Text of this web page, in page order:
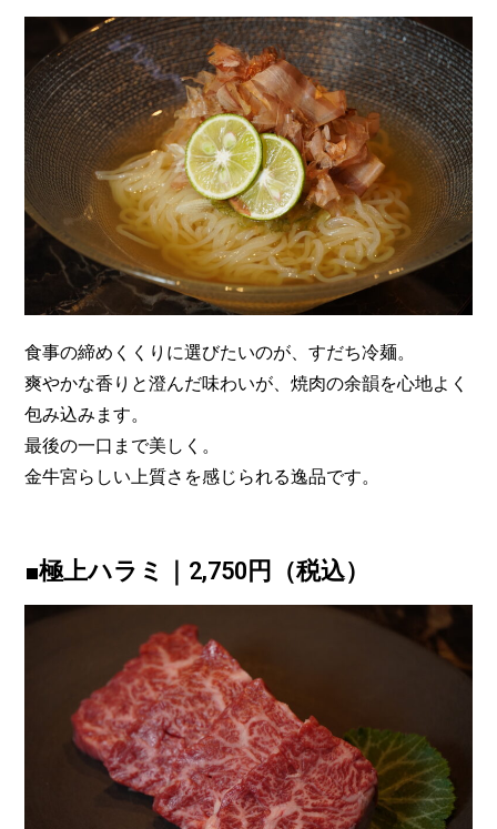
食事の締めくくりに選びたいのが、すだち冷麺。
爽やかな香りと澄んだ味わいが、焼肉の余韻を心地よく
包み込みます。
最後の一口まで美しく。
金牛宮らしい上質さを感じられる逸品です。
■極上ハラミ｜2,750円（税込）